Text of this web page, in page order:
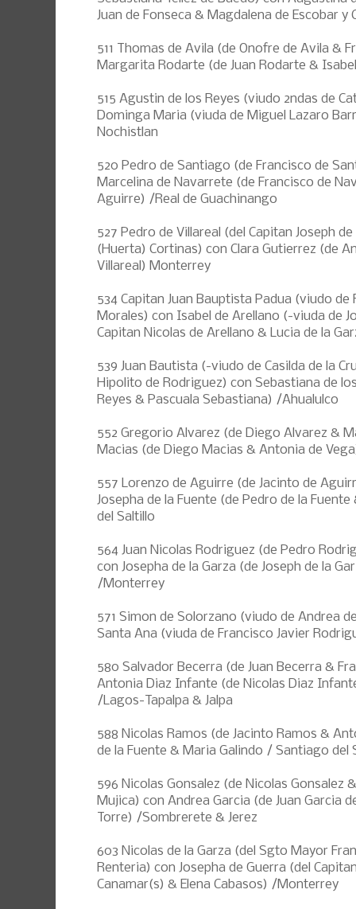
Juan de Fonseca & Magdalena de Escobar
511 Thomas de Avila (de Onofre de Avila &
Margarita Rodarte (de Juan Rodarte &
515 Agustin de los Reyes (viudo 2ndas de
Dominga Maria (viuda de Miguel Lazaro
Nochistlan
520 Pedro de Santiago (de Francisco de
Marcelina de Navarrete (de Francisco de
Aguirre) /Real de Guachinango
527 Pedro de Villareal (del Capitan Joseph
(Huerta) Cortinas) con Clara Gutierrez (de
Villareal) Monterrey
534 Capitan Juan Bauptista Padua (viudo de
Morales) con Isabel de Arellano (-viuda de
Capitan Nicolas de Arellano & Lucia de la
539 Juan Bautista (-viudo de Casilda de la
Hipolito de Rodriguez) con Sebastiana de
Reyes & Pascuala Sebastiana) /Ahualulco
552 Gregorio Alvarez (de Diego Alvarez &
Macias (de Diego Macias & Antonia de
557 Lorenzo de Aguirre (de Jacinto de
Josepha de la Fuente (de Pedro de la
del Saltillo
564 Juan Nicolas Rodriguez (de Pedro
con Josepha de la Garza (de Joseph de la
/Monterrey
571 Simon de Solorzano (viudo de Andrea
Santa Ana (viuda de Francisco Javier
580 Salvador Becerra (de Juan Becerra &
Antonia Diaz Infante (de Nicolas Diaz
/Lagos-Tapalpa & Jalpa
588 Nicolas Ramos (de Jacinto Ramos &
de la Fuente & Maria Galindo / Santiago del
596 Nicolas Gonsalez (de Nicolas Gonsalez
Mujica) con Andrea Garcia (de Juan Garcia
Torre) /Sombrerete & Jerez
603 Nicolas de la Garza (del Sgto Mayor
Renteria) con Josepha de Guerra (del
Canamar(s) & Elena Cabasos) /Monterrey